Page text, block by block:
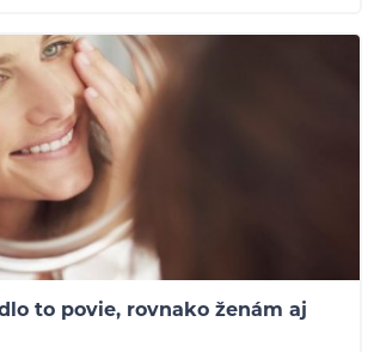
to povie, rovnako ženám aj